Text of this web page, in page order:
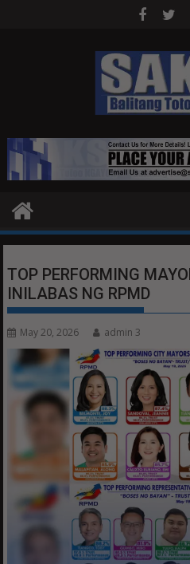
TOP PERFORMING
INILABAS NG RPMD
May 20, 2026 admin 3